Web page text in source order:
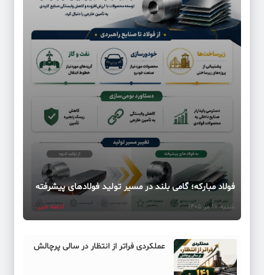
فولاد مبارکه؛ گامی بلند در مسیر تولید فولادهای پیشرفته
شنبه 17 مر 1405 ادامه خبر
عملکردی فراتر از انتظار در سالی پرچالش